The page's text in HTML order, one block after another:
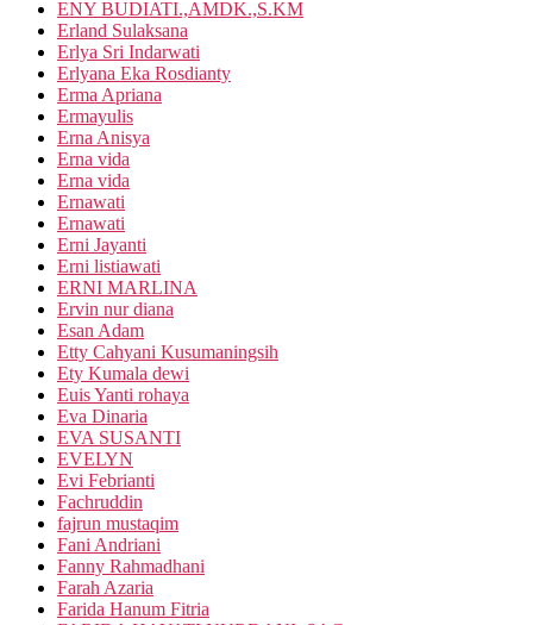
ENY BUDIATI.,AMDK.,S.KM
Erland Sulaksana
Erlya Sri Indarwati
Erlyana Eka Rosdianty
Erma Apriana
Ermayulis
Erna Anisya
Erna vida
Erna vida
Ernawati
Ernawati
Erni Jayanti
Erni listiawati
ERNI MARLINA
Ervin nur diana
Esan Adam
Etty Cahyani Kusumaningsih
Ety Kumala dewi
Euis Yanti rohaya
Eva Dinaria
EVA SUSANTI
EVELYN
Evi Febrianti
Fachruddin
fajrun mustaqim
Fani Andriani
Fanny Rahmadhani
Farah Azaria
Farida Hanum Fitria